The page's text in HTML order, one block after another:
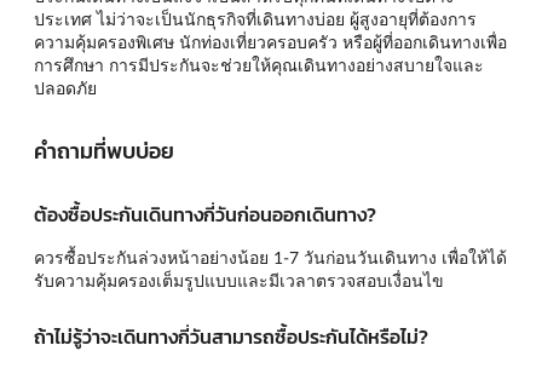
ประเทศ ไม่ว่าจะเป็นนักธุรกิจที่เดินทางบ่อย ผู้สูงอายุที่ต้องการ
ความคุ้มครองพิเศษ นักท่องเที่ยวครอบครัว หรือผู้ที่ออกเดินทางเพื่อ
การศึกษา การมีประกันจะช่วยให้คุณเดินทางอย่างสบายใจและ
ปลอดภัย
คำถามที่พบบ่อย
ต้องซื้อประกันเดินทางกี่วันก่อนออกเดินทาง?
ควรซื้อประกันล่วงหน้าอย่างน้อย 1-7 วันก่อนวันเดินทาง เพื่อให้ได้
รับความคุ้มครองเต็มรูปแบบและมีเวลาตรวจสอบเงื่อนไข
ถ้าไม่รู้ว่าจะเดินทางกี่วันสามารถซื้อประกันได้หรือไม่?